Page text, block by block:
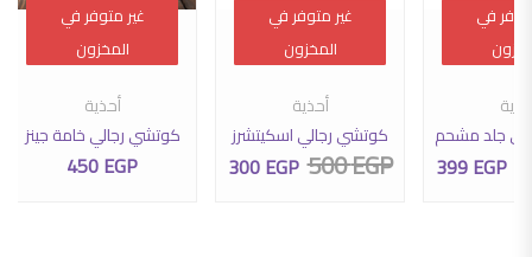
المنتج
يمكن اختيار الخيارات على صفحة المنتج
في
الأشكال المختلفة لهذا المنتج. يمكن اختيار الخيارات على صفحة المنتج
في
جلد مشحم
السعر الأصلي هو: 425 EGP.
399EGP السعر الحالي هو: 399 EGP.
غير متوفر في
المخزون
هناك العديد من الأشكال المختلفة لهذا المنتج. يمكن
غير متوفر في
المخزون
أحذية
كوتشي رجالي اسكيتشرز
500EGP السعر الأصلي هو: 500 EGP.
300EGP السعر الحالي هو: 300 EGP.
غير متوفر في
المخزون
هناك العديد من الأشكال
غير متوفر في
المخزون
أحذية
كوتشي رجالي خامة جينز
450EGP